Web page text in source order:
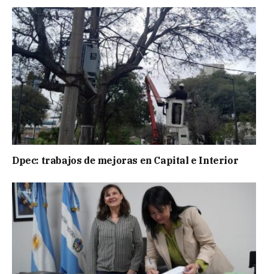
Dpec: trabajos de mejoras en Capital e Interior